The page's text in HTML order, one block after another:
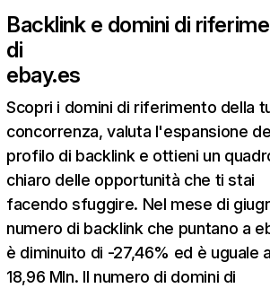
Backlink e domini di
di
ebay.es
Scopri i domini di riferimento della
concorrenza, valuta l'espansione
profilo di backlink e ottieni un
chiaro delle opportunità che ti stai
facendo sfuggire. Nel mese di
numero di backlink che puntano a
è diminuito di -27,46% ed è uguale
18,96 Mln. Il numero di domini di